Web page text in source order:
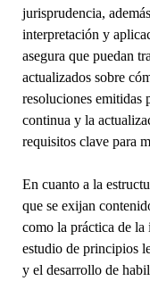
jurisprudencia,
interpretación y
asegura que puedan
actualizados sobre
resoluciones emitidas
continua y la
requisitos clave para
En cuanto a la
que se exijan
como la práctica de
estudio de principios
y el desarrollo de